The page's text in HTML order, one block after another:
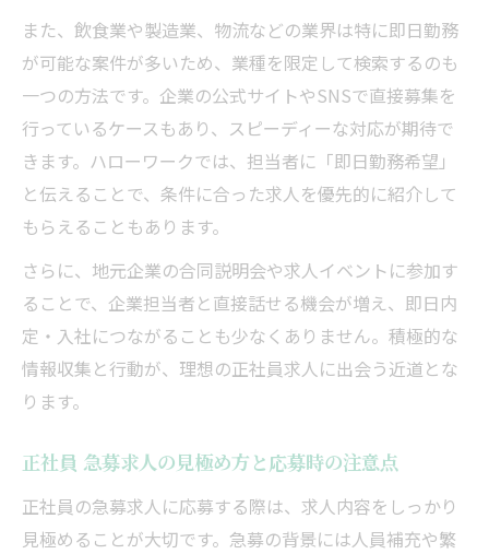
また、飲食業や製造業、物流などの業界は特に即日勤務
が可能な案件が多いため、業種を限定して検索するのも
一つの方法です。企業の公式サイトやSNSで直接募集を
行っているケースもあり、スピーディーな対応が期待で
きます。ハローワークでは、担当者に「即日勤務希望」
と伝えることで、条件に合った求人を優先的に紹介して
もらえることもあります。
さらに、地元企業の合同説明会や求人イベントに参加す
ることで、企業担当者と直接話せる機会が増え、即日内
定・入社につながることも少なくありません。積極的な
情報収集と行動が、理想の正社員求人に出会う近道とな
ります。
正社員 急募求人の見極め方と応募時の注意点
正社員の急募求人に応募する際は、求人内容をしっかり
見極めることが大切です。急募の背景には人員補充や繁